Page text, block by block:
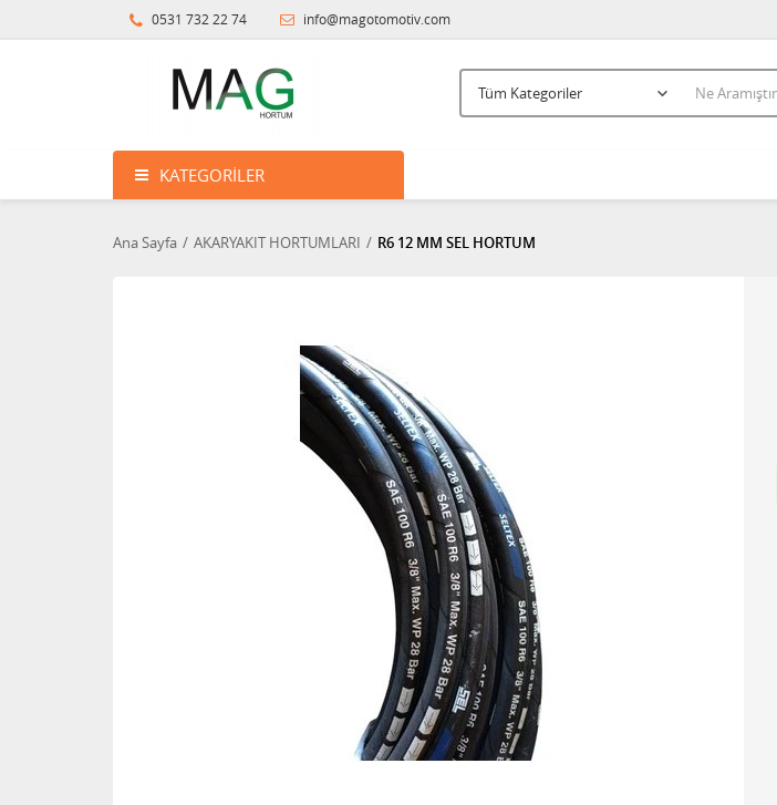
0531 732 22 74 info@magotomotiv.com
KATEGORILER
Ana Sayfa AKARYAKIT HORTUMLARI R6 12 MM SEL HORTUM